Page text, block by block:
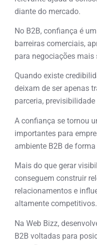
diante do mercado.
No B2B, confiança é
barreiras comerciais,
para negociações
Quando existe
deixam de ser apenas
parceria,
A confiança se tornou
importantes para
ambiente B2B de
Mais do que gerar
conseguem construir
relacionamentos e
altamente competitivos.
Na Web Bizz,
B2B voltadas para